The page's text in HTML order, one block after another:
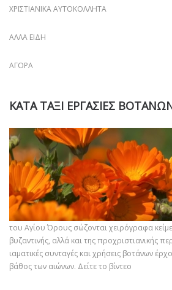
ΧΡΙΣΤΙΑΝΙΚΆ ΑΥΤΟΚΌΛΛΗΤΑ
ΑΛΛΑ ΕΙΔΗ
ΑΓΟΡΆ
ΚΑΤΑ ΤΑΞΙ ΕΡΓΑΣΙΕΣ
του Αγίου Όρους σώζονται χειρόγραφα
βυζαντινής, αλλά και της προχριστιανικής
ιαματικές συνταγές και χρήσεις βοτάνων
βάθος των αιώνων. Δείτε το βίντεο